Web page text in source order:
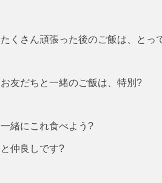
たくさん頑張った後のご飯は、とっ
お友だちと一緒のご飯は、特別?
一緒にこれ食べよう?
と仲良しです?